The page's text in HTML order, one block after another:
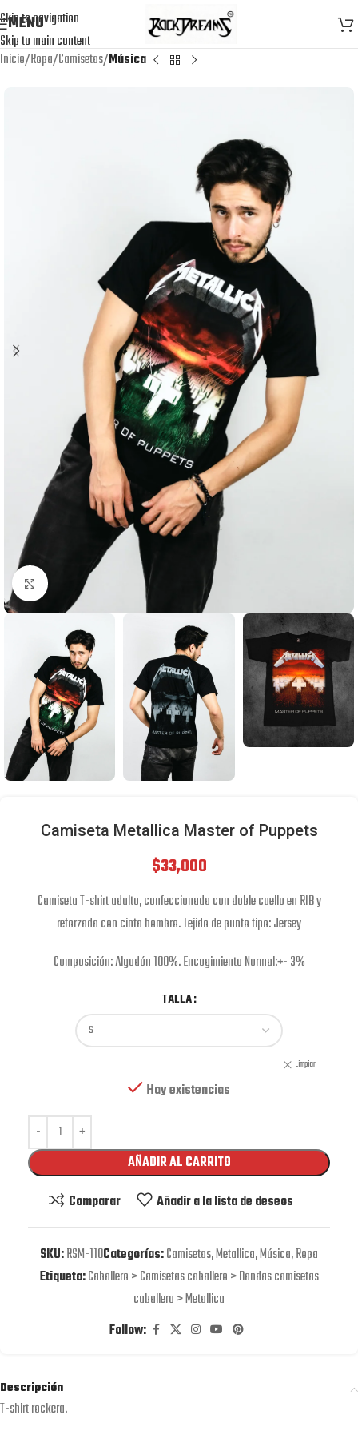
Skip to navigation
Skip to main content
MENU
Inicio Ropa Camisetas Música
Click to enlarge
Camiseta Metallica Master of Puppets
$33,000
Camiseta T-shirt adulto, confeccionada con doble cuello en RIB y
reforzada con cinta hombro. Tejido de punto tipo: Jersey
Composición: Algodón 100%. Encogimiento Normal:+- 3%
TALLA
Limpiar
Hay existencias
AÑADIR AL CARRITO
Comparar
Añadir a la lista de deseos
SKU:RSM-110Categorías:Camisetas,Metallica,Música,Ropa
Etiqueta:Caballero > Camisetas caballero > Bandas camisetas
caballero > Metallica
Follow:
Descripción
T-shirt rockera.